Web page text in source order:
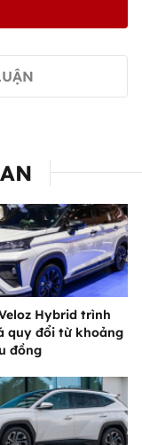
Hybrid trình
quy đổi từ khoảng
đồng